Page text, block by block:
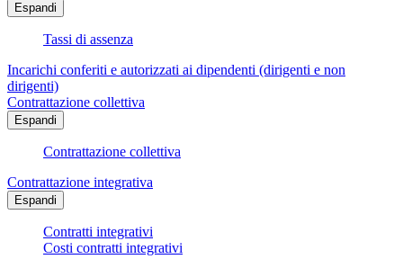
Espandi
Tassi di assenza
Incarichi conferiti e autorizzati ai dipendenti (dirigenti e non
dirigenti)
Contrattazione collettiva
Espandi
Contrattazione collettiva
Contrattazione integrativa
Espandi
Contratti integrativi
Costi contratti integrativi